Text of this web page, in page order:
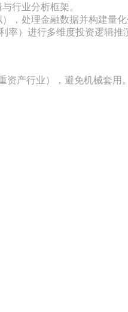
与行业分析框架。
，处理金融数据并构建量
率）进行多维度投资逻辑
资产行业），避免机械套